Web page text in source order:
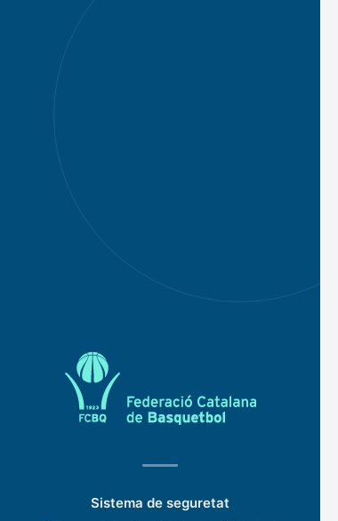
Sistema de seguretat